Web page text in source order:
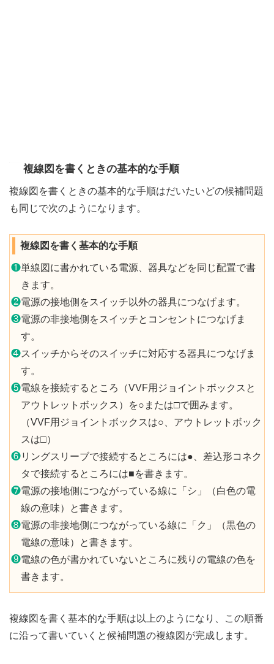
複線図を書くときの基本的な手順
複線図を書くときの基本的な手順はだいたいどの候補問題
も同じで次のようになります。
複線図を書く基本的な手順
❶単線図に書かれている電源、器具などを同じ配置で書
きます。
❷電源の接地側をスイッチ以外の器具につなげます。
❸電源の非接地側をスイッチとコンセントにつなげま
す。
❹スイッチからそのスイッチに対応する器具につなげま
す。
❺電線を接続するところ（VVF用ジョイントボックスと
アウトレットボックス）を○または□で囲みます。
（VVF用ジョイントボックスは○、アウトレットボック
スは□）
❻リングスリーブで接続するところには●、差込形コネク
タで接続するところには■を書きます。
❼電源の接地側につながっている線に「シ」（白色の電
線の意味）と書きます。
❽電源の非接地側につながっている線に「ク」（黒色の
電線の意味）と書きます。
❾電線の色が書かれていないところに残りの電線の色を
書きます。
複線図を書く基本的な手順は以上のようになり、この順番
に沿って書いていくと候補問題の複線図が完成します。